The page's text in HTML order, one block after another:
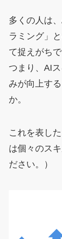
多くの人は
ラミング」
て捉えがちで
つまり、AI
みが向上す
か。
これを表し
は個々のス
ださい。）